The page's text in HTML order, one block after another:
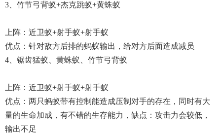
3、竹节弓背蚁+杰克跳蚁+黄蛛蚁
上阵：近卫蚁+射手蚁+射手蚁
优点：针对敌方后排的蚂蚁输出，给对方后面造成减员
4、锯齿猛蚁、黄蛛蚁、竹节弓背蚁
上阵：近卫蚁+射手蚁+射手蚁
优点：两只蚂蚁带有控制能造成压制对手的存在，同时有大
量的生命加成，有不错的生存能力，缺点：攻击力会较低，
输出不足